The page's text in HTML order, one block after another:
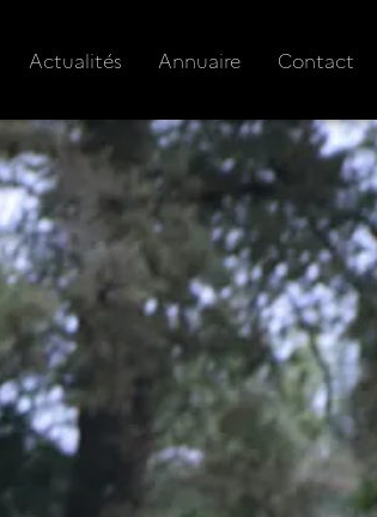
Actualités Annuaire Contact